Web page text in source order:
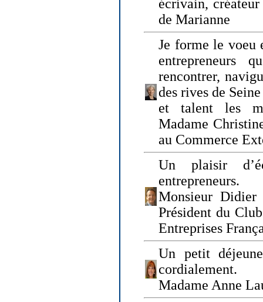
écrivain,
de Marianne
Je forme le voeu
entrepreneurs
rencontrer,
des rives de
et talent les
Madame
au Commerce
Un plaisir
entrepreneurs.
Monsieur
Président du
Entreprises
Un petit
cordialement.
Madame Anne